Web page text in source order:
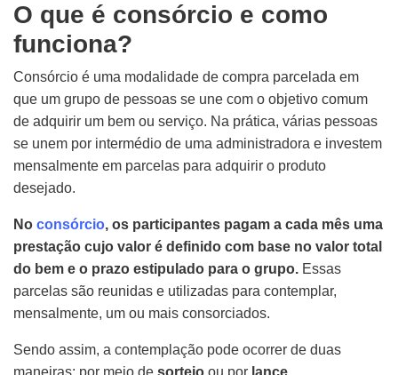
O que é consórcio e como
funciona?
Consórcio é uma modalidade de compra parcelada em
que um grupo de pessoas se une com o objetivo comum
de adquirir um bem ou serviço. Na prática, várias pessoas
se unem por intermédio de uma administradora e investem
mensalmente em parcelas para adquirir o produto
desejado.
No consórcio, os participantes pagam a cada mês uma
prestação cujo valor é definido com base no valor total
do bem e o prazo estipulado para o grupo. Essas
parcelas são reunidas e utilizadas para contemplar,
mensalmente, um ou mais consorciados.
Sendo assim, a contemplação pode ocorrer de duas